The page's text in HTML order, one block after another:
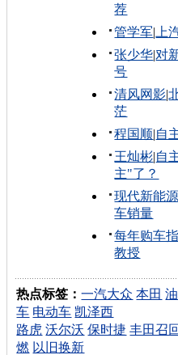
荐
管学军| 上
张少华|对
号
清风网影|
茫
程国顺|自
王灿彬|自
主"了？
现代新能
车销量
每年购车
教授
热点标签：一汽大众 本田
车 电动车 凯泽西
路虎 沃尔沃 保时捷 丰田召回
燃 以旧换新